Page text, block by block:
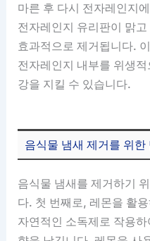
마른 후 다시 전자레인지
전자레인지 유리판이 맑
효과적으로 제거됩니다.
전자레인지 내부를 위생
강을 지킬 수 있습니다.
음식물 냄새 제거를 위한
음식물 냄새를 제거하기
다. 첫 번째로, 레몬을 활
자연적인 소독제로 작용